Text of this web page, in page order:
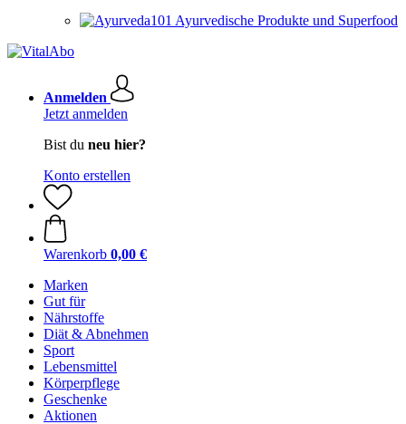
Ayurvedische Produkte und Superfood
Anmelden
Jetzt anmelden
Bist du neu hier?
Konto erstellen
Warenkorb 0,00 €
Marken
Gut für
Nährstoffe
Diät & Abnehmen
Sport
Lebensmittel
Körperpflege
Geschenke
Aktionen